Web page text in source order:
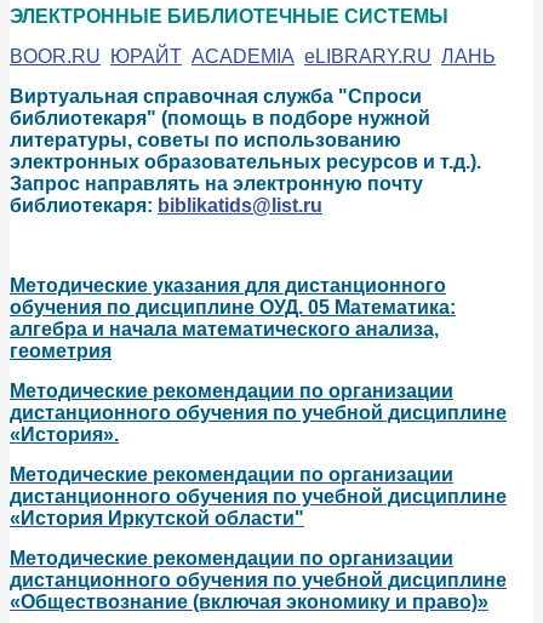
ЭЛЕКТРОННЫЕ БИБЛИОТЕЧНЫЕ СИСТЕМЫ
BOOR.RU
ЮРАЙТ ACADEMIA eLIBRARY.RU ЛАНЬ
Виртуальная справочная служба "Спроси
библиотекаря" (помощь в подборе нужной
литературы, советы по использованию
электронных образовательных ресурсов и т.д.).
Запрос направлять на электронную почту
библиотекаря: biblikatids@list.ru
Методические указания для дистанционного
обучения по дисциплине ОУД. 05 Математика:
алгебра и начала математического анализа,
геометрия
Методические рекомендации по организации
дистанционного обучения по учебной дисциплине
«История».
Методические рекомендации по организации
дистанционного обучения по учебной дисциплине
«История Иркутской области"
Методические рекомендации по организации
дистанционного обучения по учебной дисциплине
«Обществознание (включая экономику и право)»